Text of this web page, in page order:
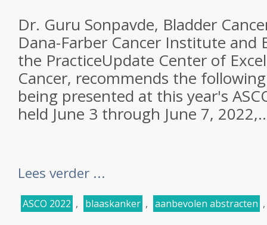
Dr. Guru Sonpavde, Bladder
Dana-Farber Cancer Institute and
the PracticeUpdate Center of
Cancer, recommends the
being presented at this year's
held June 3 through June 7,
Lees verder ...
ASCO 2022 , blaaskanker , aanbevolen abstracten ,